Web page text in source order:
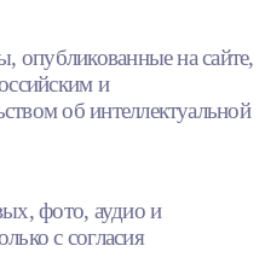
опубликованные на сайте,
и
об интеллектуальной
фото, аудио и
с согласия